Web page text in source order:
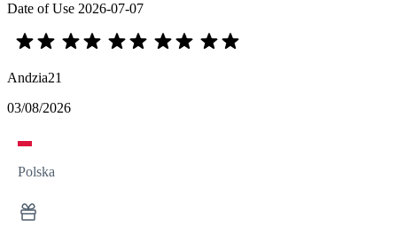
Date of Use 2026-07-07
Andzia21
03/08/2026
Polska